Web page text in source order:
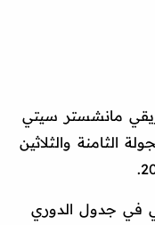
مانشستر سيتي
الثامنة والثلاثين
في جدول الدوري